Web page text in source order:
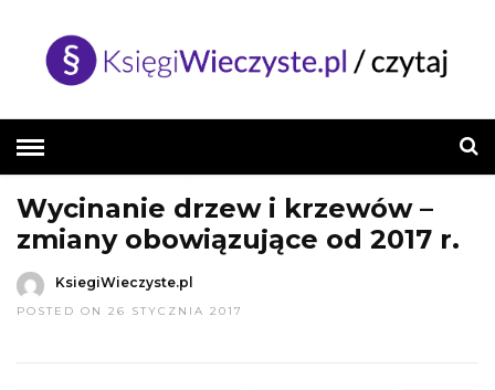
HOME»AKTUALNOŚCI
Wycinanie drzew i krzewów –
zmiany obowiązujące od 2017 r.
KsiegiWieczyste.pl
POSTED ON 26 STYCZNIA 2017